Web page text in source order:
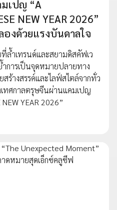
เปญ “A
NEW YEAR 2026”
องด้วยแรงบันดาลใจ
ที่ล้ำเทรนด์และสยามดิสคัฟเว
ำการเป็นจุดหมายปลายทาง
ร้างสรรค์และไลฟ์สไตล์จากทั่ว
ทศกาลตรุษจีนผ่านแคมเปญ
NEW YEAR 2026”